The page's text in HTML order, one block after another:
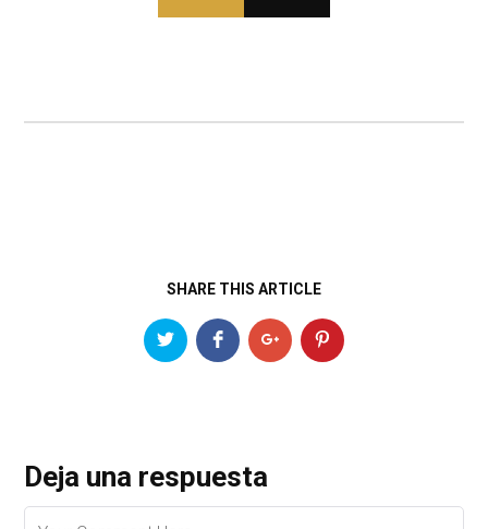
SHARE THIS ARTICLE
Deja una respuesta